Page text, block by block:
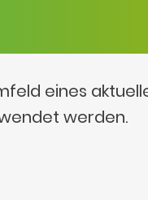
eines
werden.